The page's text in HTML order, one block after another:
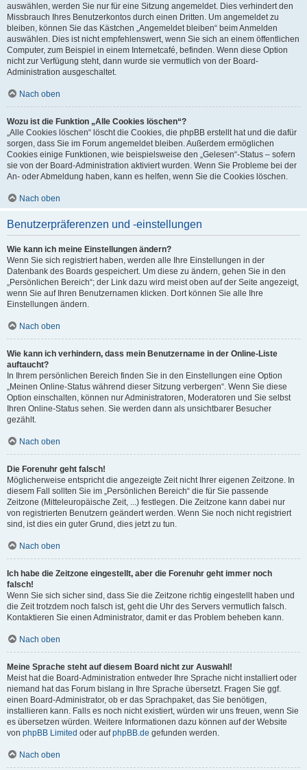
auswählen, werden Sie nur für eine Sitzung angemeldet. Dies verhindert den
Missbrauch Ihres Benutzerkontos durch einen Dritten. Um angemeldet zu
bleiben, können Sie das Kästchen „Angemeldet bleiben“ beim Anmelden
auswählen. Dies ist nicht empfehlenswert, wenn Sie sich an einem öffentlichen
Computer, zum Beispiel in einem Internetcafé, befinden. Wenn diese Option
nicht zur Verfügung steht, dann wurde sie vermutlich von der Board-
Administration ausgeschaltet.
Nach oben
Wozu ist die Funktion „Alle Cookies löschen“?
„Alle Cookies löschen“ löscht die Cookies, die phpBB erstellt hat und die dafür
sorgen, dass Sie im Forum angemeldet bleiben. Außerdem ermöglichen
Cookies einige Funktionen, wie beispielsweise den „Gelesen“-Status – sofern
sie von der Board-Administration aktiviert wurden. Wenn Sie Probleme bei der
An- oder Abmeldung haben, kann es helfen, wenn Sie die Cookies löschen.
Nach oben
Benutzerpräferenzen und -einstellungen
Wie kann ich meine Einstellungen ändern?
Wenn Sie sich registriert haben, werden alle Ihre Einstellungen in der
Datenbank des Boards gespeichert. Um diese zu ändern, gehen Sie in den
„Persönlichen Bereich“; der Link dazu wird meist oben auf der Seite angezeigt,
wenn Sie auf Ihren Benutzernamen klicken. Dort können Sie alle Ihre
Einstellungen ändern.
Nach oben
Wie kann ich verhindern, dass mein Benutzername in der Online-Liste
auftaucht?
In Ihrem persönlichen Bereich finden Sie in den Einstellungen eine Option
„Meinen Online-Status während dieser Sitzung verbergen“. Wenn Sie diese
Option einschalten, können nur Administratoren, Moderatoren und Sie selbst
Ihren Online-Status sehen. Sie werden dann als unsichtbarer Besucher
gezählt.
Nach oben
Die Forenuhr geht falsch!
Möglicherweise entspricht die angezeigte Zeit nicht Ihrer eigenen Zeitzone. In
diesem Fall sollten Sie im „Persönlichen Bereich“ die für Sie passende
Zeitzone (Mitteleuropäische Zeit, ...) festlegen. Die Zeitzone kann dabei nur
von registrierten Benutzern geändert werden. Wenn Sie noch nicht registriert
sind, ist dies ein guter Grund, dies jetzt zu tun.
Nach oben
Ich habe die Zeitzone eingestellt, aber die Forenuhr geht immer noch
falsch!
Wenn Sie sich sicher sind, dass Sie die Zeitzone richtig eingestellt haben und
die Zeit trotzdem noch falsch ist, geht die Uhr des Servers vermutlich falsch.
Kontaktieren Sie einen Administrator, damit er das Problem beheben kann.
Nach oben
Meine Sprache steht auf diesem Board nicht zur Auswahl!
Meist hat die Board-Administration entweder Ihre Sprache nicht installiert oder
niemand hat das Forum bislang in Ihre Sprache übersetzt. Fragen Sie ggf.
einen Board-Administrator, ob er das Sprachpaket, das Sie benötigen,
installieren kann. Falls es noch nicht existiert, würden wir uns freuen, wenn Sie
es übersetzen würden. Weitere Informationen dazu können auf der Website
von phpBB Limited oder aufphpBB.de gefunden werden.
Nach oben